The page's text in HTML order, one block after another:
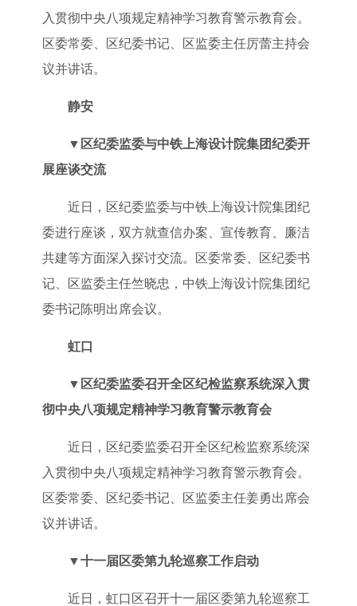
入贯彻中央八项规定精神学习教育警示教育会。
区委常委、区纪委书记、区监委主任厉蕾主持会
议并讲话。
静安
▼ 区纪委监委与中铁上海设计院集团纪委开
展座谈交流
近日，区纪委监委与中铁上海设计院集团纪
委进行座谈，双方就查信办案、宣传教育、廉洁
共建等方面深入探讨交流。区委常委、区纪委书
记、区监委主任竺晓忠，中铁上海设计院集团纪
委书记陈明出席会议。
虹口
▼ 区纪委监委召开全区纪检监察系统深入贯
彻中央八项规定精神学习教育警示教育会
近日，区纪委监委召开全区纪检监察系统深
入贯彻中央八项规定精神学习教育警示教育会。
区委常委、区纪委书记、区监委主任姜勇出席会
议并讲话。
▼十一届区委第九轮巡察工作启动
近日，虹口区召开十一届区委第九轮巡察工